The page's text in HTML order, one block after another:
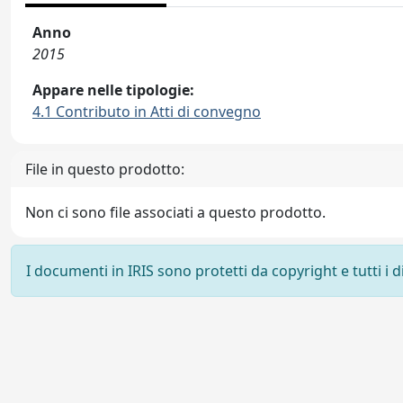
Anno
2015
Appare nelle tipologie:
4.1 Contributo in Atti di convegno
File in questo prodotto:
Non ci sono file associati a questo prodotto.
I documenti in IRIS sono protetti da copyright e tutti i